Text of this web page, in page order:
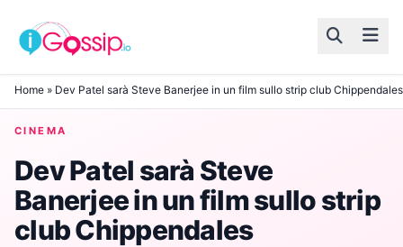
Skip to content
Home » Dev Patel sarà Steve Banerjee in un film sullo strip club Chippendales
CINEMA
Dev Patel sarà Steve
Banerjee in un film sullo strip
club Chippendales